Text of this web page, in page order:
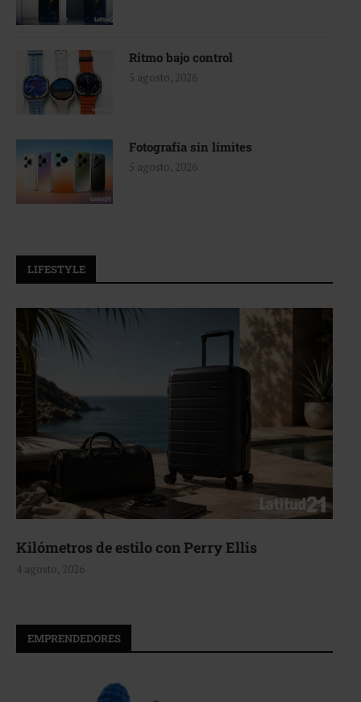
Ritmo bajo control
5 agosto, 2026
Fotografía sin límites
5 agosto, 2026
LIFESTYLE
Aerie, texturas que fluyen
4 agosto, 2026
EMPRENDEDORES